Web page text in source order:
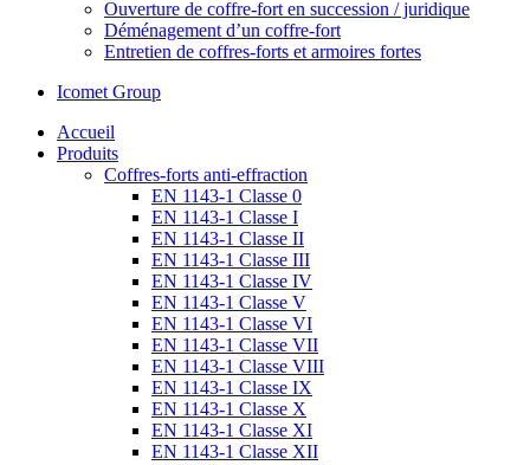
Ouverture de coffre-fort en succession / juridique
Déménagement d’un coffre-fort
Entretien de coffres-forts et armoires fortes
Icomet Group
Accueil
Produits
Coffres-forts anti-effraction
EN 1143-1 Classe 0
EN 1143-1 Classe I
EN 1143-1 Classe II
EN 1143-1 Classe III
EN 1143-1 Classe IV
EN 1143-1 Classe V
EN 1143-1 Classe VI
EN 1143-1 Classe VII
EN 1143-1 Classe VIII
EN 1143-1 Classe IX
EN 1143-1 Classe X
EN 1143-1 Classe XI
EN 1143-1 Classe XII